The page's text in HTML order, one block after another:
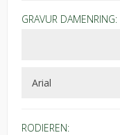
GRAVUR DAMENRING:
RODIEREN: